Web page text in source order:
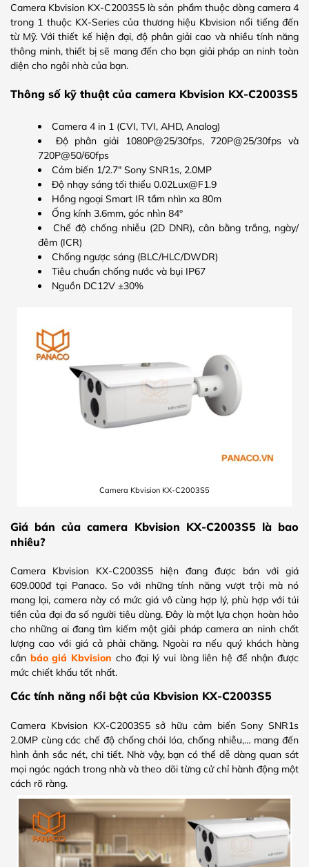
Camera Kbvision KX-C2003S5 là sản phẩm thuộc dòng camera 4
trong 1 thuộc KX-Series của thương hiệu Kbvision nổi tiếng đến
từ Mỹ. Với thiết kế hiện đại, độ phân giải cao và nhiều tính năng
thông minh, thiết bị sẽ mang đến cho bạn giải pháp an ninh toàn
diện cho ngôi nhà của bạn.
Thông số kỹ thuật của camera Kbvision KX-C2003S5
Camera 4 in 1 (CVI, TVI, AHD, Analog)
Độ phân giải 1080P@25/30fps, 720P@25/30fps và
720P@50/60fps
Cảm biến 1/2.7″ Sony SNR1s, 2.0MP
Độ nhạy sáng tối thiểu 0.02Lux@F1.9
Hồng ngoại Smart IR tầm nhìn xa 80m
Ống kính 3.6mm, góc nhìn 84°
Chế độ chống nhiễu (2D DNR), cân bằng trắng, ngày/
đêm (ICR)
Chống ngược sáng (BLC/HLC/DWDR)
Tiêu chuẩn chống nước và bụi IP67
Nguồn DC12V ±30%
Camera Kbvision KX-C2003S5
Giá bán của camera Kbvision KX-C2003S5 là bao
nhiêu?
Camera Kbvision KX-C2003S5 hiện đang được bán với giá
609.000đ tại Panaco. So với những tính năng vượt trội mà nó
mang lại, camera này có mức giá vô cùng hợp lý, phù hợp với túi
tiền của đại đa số người tiêu dùng. Đây là một lựa chọn hoàn hảo
cho những ai đang tìm kiếm một giải pháp camera an ninh chất
lượng cao với giá cả phải chăng. Ngoài ra nếu quý khách hàng
cần báo giá Kbvision cho đại lý vui lòng liên hệ để nhận được
mức chiết khấu tốt nhất.
Các tính năng nổi bật của Kbvision KX-C2003S5
Camera Kbvision KX-C2003S5 sở hữu cảm biến Sony SNR1s
2.0MP cùng các chế độ chống chói lóa, chống nhiễu,… mang đến
hình ảnh sắc nét, chi tiết. Nhờ vậy, bạn có thể dễ dàng quan sát
mọi ngóc ngách trong nhà và theo dõi từng cử chỉ hành động một
cách rõ ràng.